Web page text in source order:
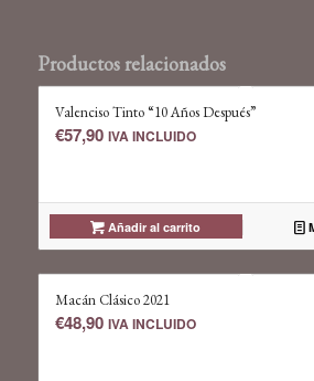
Productos relacionados
Valenciso Tinto “10 Años Después”
€57,90 IVA INCLUIDO
Añadir al carrito
Macán Clásico 2021
€48,90 IVA INCLUIDO